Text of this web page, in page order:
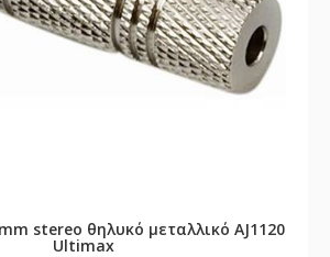
stereo θηλυκό μεταλλικό AJ1120
Ultimax